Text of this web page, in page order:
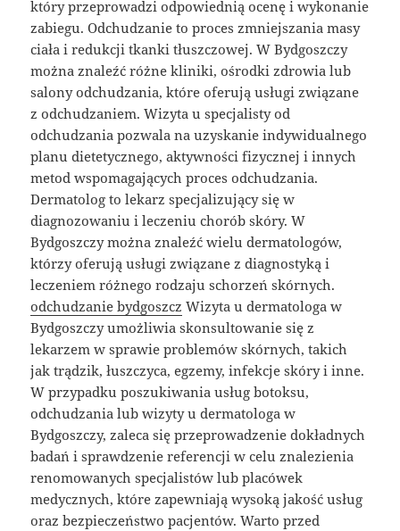
który przeprowadzi odpowiednią ocenę i wykonanie
zabiegu. Odchudzanie to proces zmniejszania masy
ciała i redukcji tkanki tłuszczowej. W Bydgoszczy
można znaleźć różne kliniki, ośrodki zdrowia lub
salony odchudzania, które oferują usługi związane
z odchudzaniem. Wizyta u specjalisty od
odchudzania pozwala na uzyskanie indywidualnego
planu dietetycznego, aktywności fizycznej i innych
metod wspomagających proces odchudzania.
Dermatolog to lekarz specjalizujący się w
diagnozowaniu i leczeniu chorób skóry. W
Bydgoszczy można znaleźć wielu dermatologów,
którzy oferują usługi związane z diagnostyką i
leczeniem różnego rodzaju schorzeń skórnych.
odchudzanie bydgoszcz Wizyta u dermatologa w
Bydgoszczy umożliwia skonsultowanie się z
lekarzem w sprawie problemów skórnych, takich
jak trądzik, łuszczyca, egzemy, infekcje skóry i inne.
W przypadku poszukiwania usług botoksu,
odchudzania lub wizyty u dermatologa w
Bydgoszczy, zaleca się przeprowadzenie dokładnych
badań i sprawdzenie referencji w celu znalezienia
renomowanych specjalistów lub placówek
medycznych, które zapewniają wysoką jakość usług
oraz bezpieczeństwo pacjentów. Warto przed